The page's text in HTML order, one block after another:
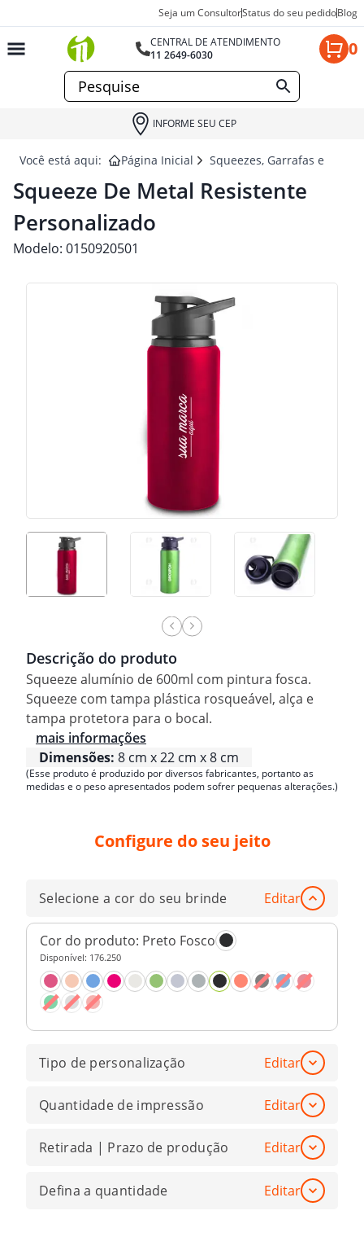
Seja um ConsultorStatus do seu pedidoBlog
CENTRAL DE ATENDIMENTO
11 2649-6030
0
INFORME SEU CEP
Você está aqui: Página Inicial Squeezes, Garrafas e
Squeeze De Metal Resistente
Personalizado
Modelo: 0150920501
Descrição do produto
Squeeze alumínio de 600ml com pintura fosca.
Squeeze com tampa plástica rosqueável, alça e
tampa protetora para o bocal.
mais informações
Dimensões: 8 cm x 22 cm x 8 cm
(Esse produto é produzido por diversos fabricantes, portanto as
medidas e o peso apresentados podem sofrer pequenas alterações.)
Configure do seu jeito
Selecione a cor do seu brinde Editar
Cor do produto: Preto Fosco
Disponível: 176.250
Tipo de personalização Editar
Quantidade de impressão Editar
Retirada | Prazo de produção Editar
Defina a quantidade Editar